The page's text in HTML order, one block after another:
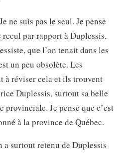
ne suis pas le seul. Je pense
recul par rapport à Duplessis,
que l’on tenait dans les
un peu obsolète. Les
à réviser cela et ils trouvent
Duplessis, surtout sa belle
provinciale. Je pense que c’est
à la province de Québec.
a surtout retenu de Duplessis